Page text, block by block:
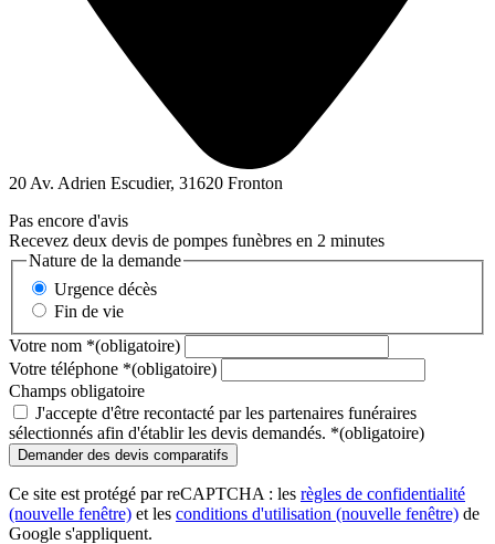
20 Av. Adrien Escudier, 31620 Fronton
Pas encore d'avis
Recevez deux devis de pompes funèbres en 2 minutes
Nature de la demande
Urgence décès
Fin de vie
Votre nom *(obligatoire)
Votre téléphone *(obligatoire)
Champs obligatoire
J'accepte d'être recontacté par les partenaires funéraires
sélectionnés afin d'établir les devis demandés. *(obligatoire)
Ce site est protégé par reCAPTCHA : les règles de confidentialité
(nouvelle fenêtre) et les conditions d'utilisation (nouvelle fenêtre) de
Google s'appliquent.